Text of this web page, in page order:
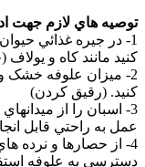
توصيه هاي لازم جهت
1- در جيره غذائي
کنيد مانند کاه و
2- ميزان علوفه خشک
کنيد. (رقيق کردن)
3- اسبان را از
عمل به راحتي قابل
4- از حصارها و نرده
دسترسي به علوفه